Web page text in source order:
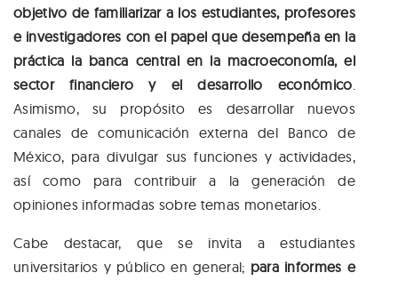
objetivo de familiarizar a los estudiantes, profesores
e investigadores con el papel que desempeña en la
práctica la banca central en la macroeconomía, el
sector financiero y el desarrollo económico.
Asimismo, su propósito es desarrollar nuevos
canales de comunicación externa del Banco de
México, para divulgar sus funciones y actividades,
así como para contribuir a la generación de
opiniones informadas sobre temas monetarios.
Cabe destacar, que se invita a estudiantes
universitarios y público en general; para informes e